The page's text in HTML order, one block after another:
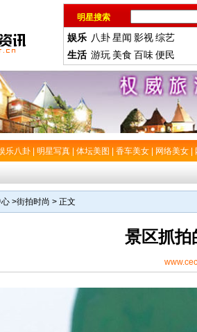
明星搜索
娱乐 八卦星闻 影视综艺
生活 游玩 美食 百味便民
乐八卦 明星写真 体坛美图 香车美女 网络美女
心 >街拍时尚 > 正文
景区抓拍